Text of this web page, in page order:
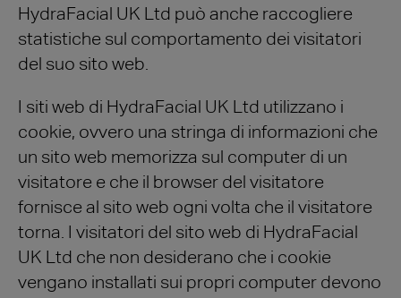
HydraFacial UK Ltd può anche raccogliere
statistiche sul comportamento dei visitatori
del suo sito web.
I siti web di HydraFacial UK Ltd utilizzano i
cookie, ovvero una stringa di informazioni che
un sito web memorizza sul computer di un
visitatore e che il browser del visitatore
fornisce al sito web ogni volta che il visitatore
torna. I visitatori del sito web di HydraFacial
UK Ltd che non desiderano che i cookie
vengano installati sui propri computer devono